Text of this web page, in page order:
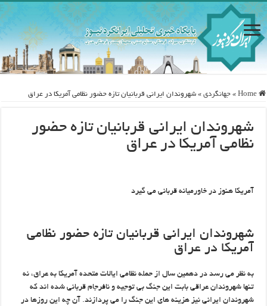
Home
» جهانگردی » شهروندان ایرانی قربانیان تازه حضور نظامی آمریکا در عراق
شهروندان ایرانی قربانیان تازه حضور
نظامی آمریکا در عراق
آمریکا هنوز در خاورمیانه قربانی می گیرد
شهروندان ایرانی قربانیان تازه حضور نظامی
آمریکا در عراق
به نظر می رسد در دهمین سال از حمله نظامی ایالات متحده آمریکا به عراق، نه
تنها شهروندان عراقی بابت این جنگ بی توجیه و نافرجام قربانی شده اند که
شهروندان ایرانی نیز هزینه های این جنگ را می پردازند. آن چه این روزها در